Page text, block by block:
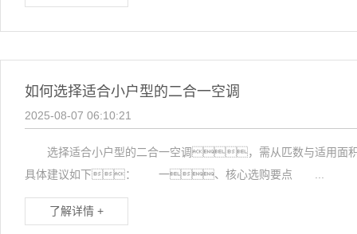
如何选择适合小户型的二合一空调
2025-08-07 06:10:21
选择适合小户型的二合一空调，需从匹数与适用
具体建议如下： 一、核心选购要点 ...
了解详情 +